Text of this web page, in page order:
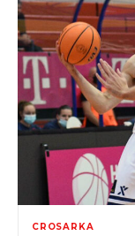
CROSARKA